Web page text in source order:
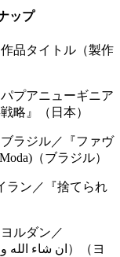
ップ
品タイトル（製作
プアニューギニア
略』（日本）
ラジル／『ファヴ
（ブラジル）
ラン／『捨てられ
ヨルダン／